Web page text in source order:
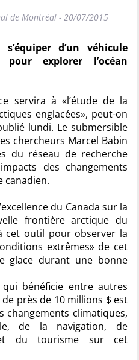
de Montréal - 20/07/2015
d’un véhicule
pour explorer l’océan
servira à «l’étude de la
englacées», peut-on
lundi. Le submersible
chercheurs Marcel Babin
du réseau de recherche
des changements
canadien.
du Canada sur la
frontière arctique du
cet outil pour observer la
extrêmes» de cet
glace durant une bonne
bénéficie entre autres
près de 10 millions $ est
changements climatiques,
de la navigation, de
et du tourisme sur cet